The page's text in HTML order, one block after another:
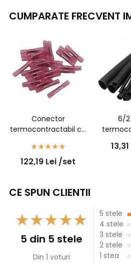
CUMPARATE FRECVENT
Conector
termocontractabil cu
1,5mmp - 7931100302
- 100buc/set
122,19 Lei /set
6/
negru cu
la13,31
CE SPUN CLIENTII
5 din 5 stele
Din 1 voturi
5 stele
4 stele
3 stele
2 stele
1 stea